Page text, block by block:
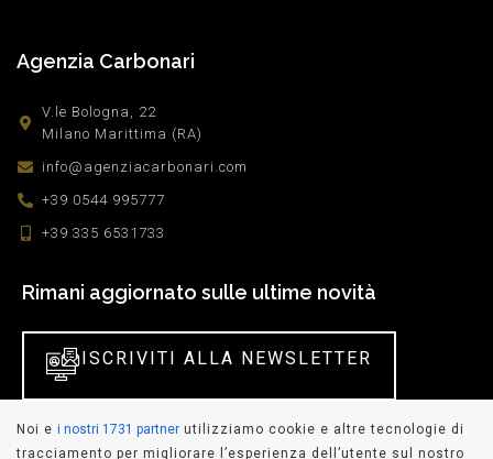
Agenzia Carbonari
V.le Bologna, 22
Milano Marittima (RA)
info@agenziacarbonari.com
+39 0544 995777
+39 335 6531733
Rimani aggiornato sulle ultime novità
ISCRIVITI ALLA NEWSLETTER
Noi e i nostri 1731 partner utilizziamo cookie e altre tecnologie di
tracciamento per migliorare l’esperienza dell’utente sul nostro